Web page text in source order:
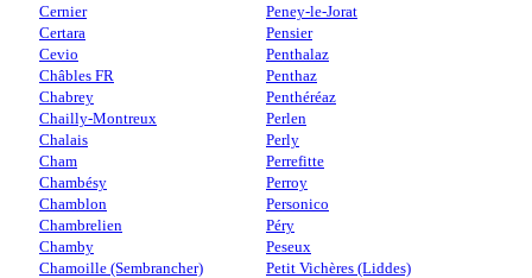
Cernier
Certara
Cevio
Châbles FR
Chabrey
Chailly-Montreux
Chalais
Cham
Chambésy
Chamblon
Chambrelien
Chamby
Chamoille (Sembrancher)
Peney-le-Jorat
Pensier
Penthalaz
Penthaz
Penthéréaz
Perlen
Perly
Perrefitte
Perroy
Personico
Péry
Peseux
Petit Vichères (Liddes)